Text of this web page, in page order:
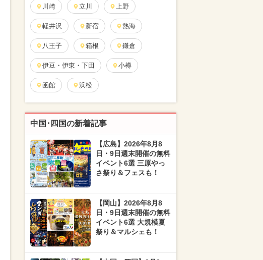
川崎 立川 上野
軽井沢 新宿 熱海
八王子 箱根 鎌倉
伊豆・伊東・下田 小樽
函館 浜松
中国･四国の新着記事
【広島】2026年8月8
日・9日週末開催の無料
イベント6選 三原やっ
さ祭り＆フェスも！
【岡山】2026年8月8
日・9日週末開催の無料
イベント6選 大規模夏
祭り＆マルシェも！